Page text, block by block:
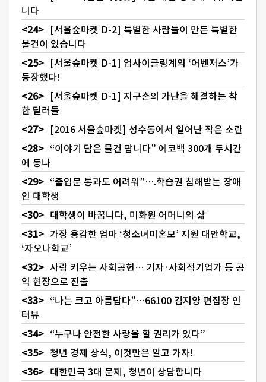
니다
[서울숲마켓 D-2] 특별한 사람들이 만든 특별한
물건이 있습니다
[서울숲마켓 D-1] 업사이클링계의 ‘어벤저스’가
등장했다!
[서울숲마켓 D-1] 지구촌의 가난을 해결하는 착
한 딜러들
[2016 서울숲마켓] 성수동에서 일어난 작은 소란
“이야기 담은 물건 팝니다” 에코백 300개 두시간
에 동나
“출입문 통과도 어려워”….학습권 침해받는 장애
인 대학생
대학생이 바꿉니다, 미화원 어머니의 삶
가장 용감한 엄마 ‘청소녀미혼모’ 지원 대안학교,
‘자오나학교’
사람 키우는 사회공헌… 기자·사회적기업가 등 공
익 현장으로 진출
“나는 크고 아름답다”…66100 김지양 편집장 인
터뷰
“누구나 안전한 사랑을 할 권리가 있다”
청년 경제 상식, 이것만은 알고 가자!
대한민국 3대 문제, 청년이 상담합니다